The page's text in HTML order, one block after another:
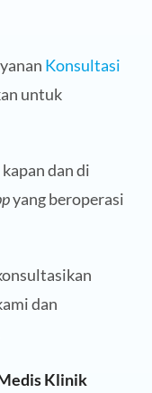
Konsultasi
untuk
dan di
yang beroperasi
dan
Klinik